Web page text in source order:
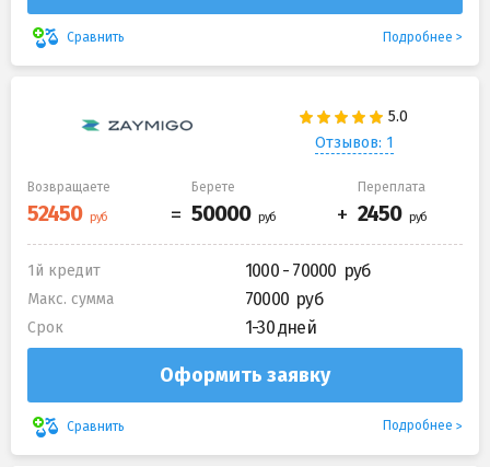
Сравнить Подробнее
Отзывов: 1
Возвращаете Берете Переплата
1й кредит 1000 - 70000
Макс. сумма 70000
Срок 1-30 дней
Оформить заявку
Сравнить Подробнее